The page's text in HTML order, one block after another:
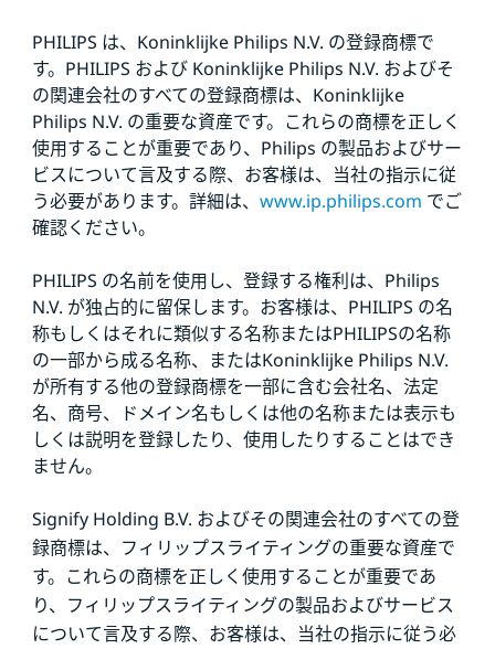
PHILIPS は、Koninklijke Philips N.V. の登録商標で
す。PHILIPS および Koninklijke Philips N.V. およびそ
の関連会社のすべての登録商標は、Koninklijke
Philips N.V. の重要な資産です。これらの商標を正しく
使用することが重要であり、Philips の製品およびサー
ビスについて言及する際、お客様は、当社の指示に従
う必要があります。詳細は、 www.ip.philips.com でご
確認ください。
PHILIPS の名前を使用し、登録する権利は、Philips
N.V. が独占的に留保します。お客様は、PHILIPS の名
称もしくはそれに類似する名称またはPHILIPSの名称
の一部から成る名称、またはKoninklijke Philips N.V.
が所有する他の登録商標を一部に含む会社名、法定
名、商号、ドメイン名もしくは他の名称または表示も
しくは説明を登録したり、使用したりすることはでき
ません。
Signify Holding B.V. およびその関連会社のすべての登
録商標は、フィリップスライティングの重要な資産で
す。これらの商標を正しく使用することが重要であ
り、フィリップスライティングの製品およびサービス
について言及する際、お客様は、当社の指示に従う必